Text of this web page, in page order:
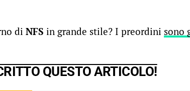
di NFS in grande stile? I preordini sono
QUESTO ARTICOLO!